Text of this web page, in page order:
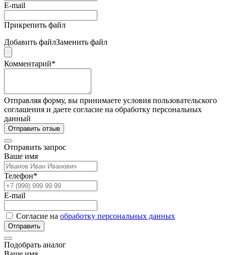
E-mail
Прикрепить файл
Добавить файлЗаменить файл
Комментарий*
Отправляя форму, вы принимаете условия пользовательского
соглашения и даете согласие на обработку персональных
данный
Отправить отзыв
Отправить запрос
Ваше имя
Телефон*
E-mail
Согласие на обработку персональных данных
Отправить
Подобрать аналог